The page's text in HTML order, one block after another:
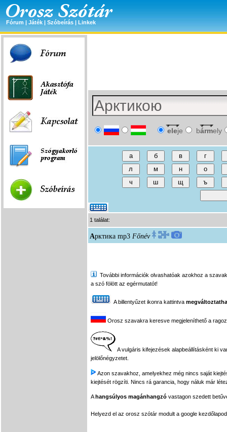
Fórum | Játék | Szóbeírás | Linkek
eleje bármely
1 találat:
Арктика mp3 Főnév
További információk olvashatóak azokhoz a
a szó fölött az egérmutatót!
A billentyűzet ikonra kattintva
Orosz szavakra keresve megjeleníthető a
A vulgáris kifejezések alapbeállításként ki
jelölőnégyzetet.
Azon szavakhoz, amelyekhez még nincs saját
kiejtését rögzíti. Nincs rá garancia, hogy náluk már
Ahangsúlyos magánhangzó vastagon szedett
Helyezd el az orosz szótár modult a google